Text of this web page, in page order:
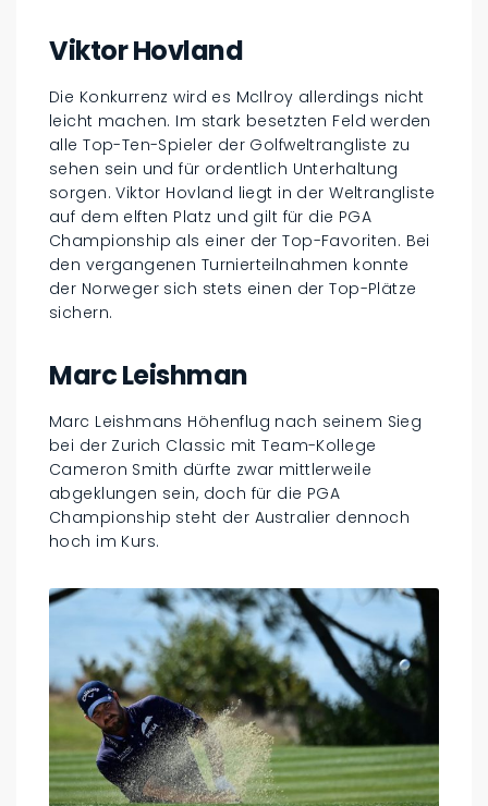
Viktor Hovland
Die Konkurrenz wird es McIlroy allerdings nicht
leicht machen. Im stark besetzten Feld werden
alle Top-Ten-Spieler der Golfweltrangliste zu
sehen sein und für ordentlich Unterhaltung
sorgen. Viktor Hovland liegt in der Weltrangliste
auf dem elften Platz und gilt für die PGA
Championship als einer der Top-Favoriten. Bei
den vergangenen Turnierteilnahmen konnte
der Norweger sich stets einen der Top-Plätze
sichern.
Marc Leishman
Marc Leishmans Höhenflug nach seinem Sieg
bei der Zurich Classic mit Team-Kollege
Cameron Smith dürfte zwar mittlerweile
abgeklungen sein, doch für die PGA
Championship steht der Australier dennoch
hoch im Kurs.